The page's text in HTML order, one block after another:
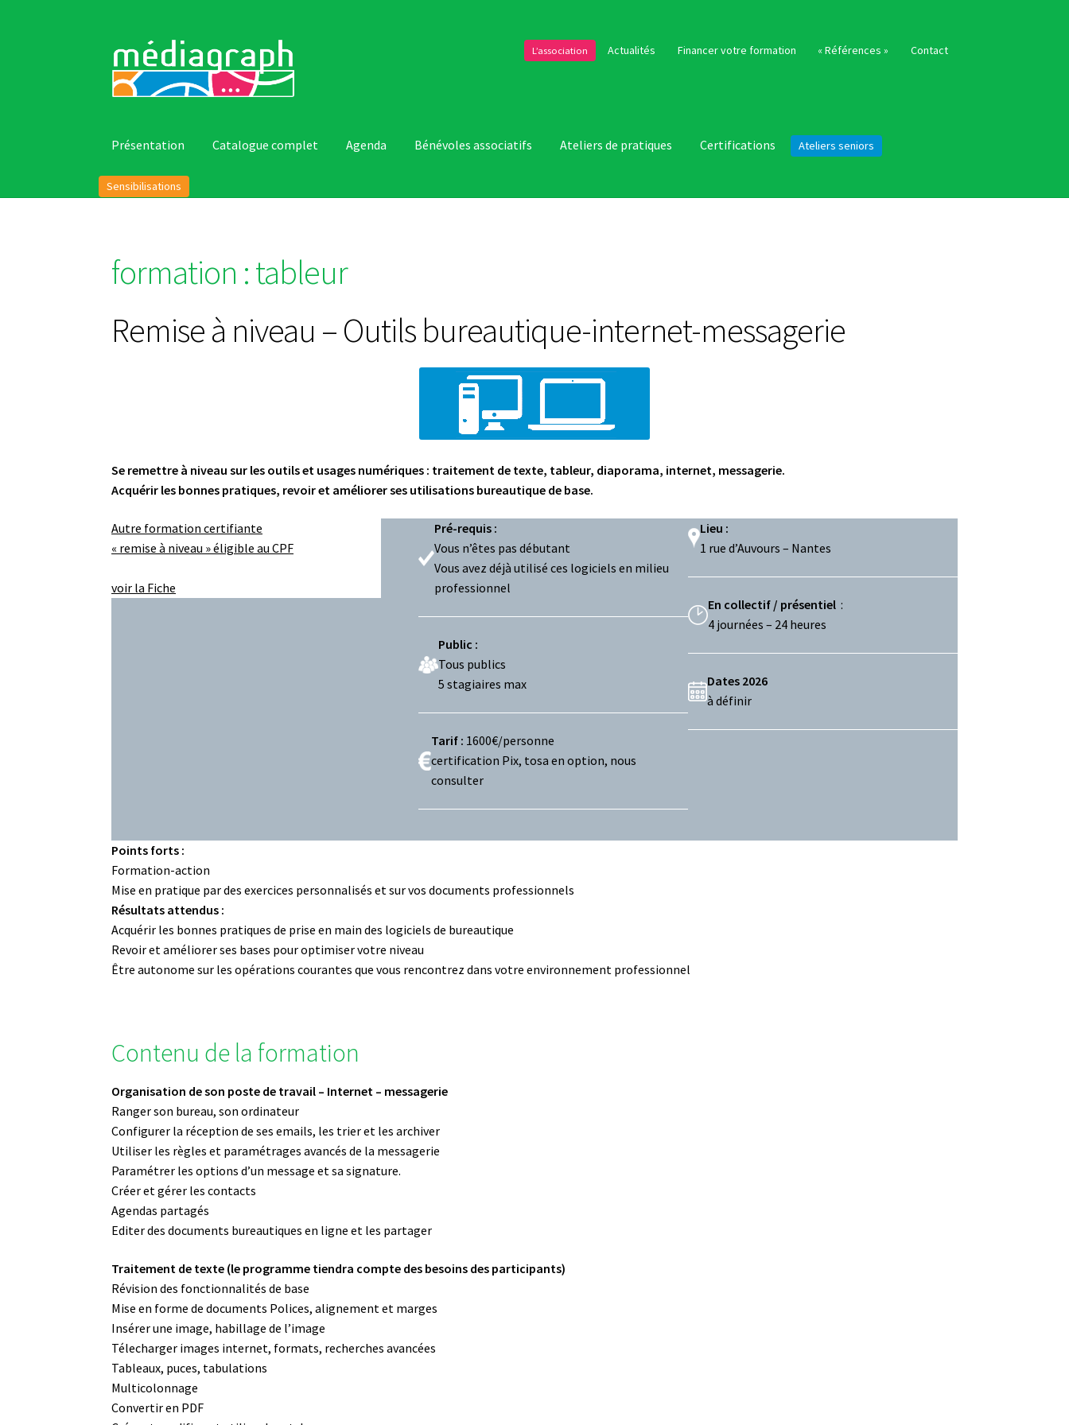
la
navigation
contenu
L’association Actualités Financer votre formation « Références » Contact
Présentation Catalogue complet Agenda Bénévoles associatifs Ateliers de pratiques Certifications Ateliers seniors
Sensibilisations
formation :tableur
Remise à niveau – Outils bureautique-internet-messagerie
Se remettre à niveau sur les outils et usages numériques : traitement de texte, tableur, diaporama, internet, messagerie.
Acquérir les bonnes pratiques, revoir et améliorer ses utilisations bureautique de base.
Autre formation certifiante
« remise à niveau » éligible au CPF
voir la Fiche
Pré-requis :
Vous n’êtes pas débutant
Vous avez déjà utilisé ces logiciels en milieu
professionnel
Public :
Tous publics
5 stagiaires max
Tarif : 1600€/personne
certification Pix, tosa en option, nous
consulter
Lieu :
1 rue d’Auvours – Nantes
En collectif / présentiel :
4 journées – 24 heures
Dates 2026
à définir
Points forts :
Formation-action
Mise en pratique par des exercices personnalisés et sur vos documents professionnels
Résultats attendus :
Acquérir les bonnes pratiques de prise en main des logiciels de bureautique
Revoir et améliorer ses bases pour optimiser votre niveau
Être autonome sur les opérations courantes que vous rencontrez dans votre environnement professionnel
Contenu de la formation
Organisation de son poste de travail – Internet – messagerie
Ranger son bureau, son ordinateur
Configurer la réception de ses emails, les trier et les archiver
Utiliser les règles et paramétrages avancés de la messagerie
Paramétrer les options d’un message et sa signature.
Créer et gérer les contacts
Agendas partagés
Editer des documents bureautiques en ligne et les partager
Traitement de texte (le programme tiendra compte des besoins des participants)
Révision des fonctionnalités de base
Mise en forme de documents Polices, alignement et marges
Insérer une image, habillage de l’image
Télecharger images internet, formats, recherches avancées
Tableaux, puces, tabulations
Multicolonnage
Convertir en PDF